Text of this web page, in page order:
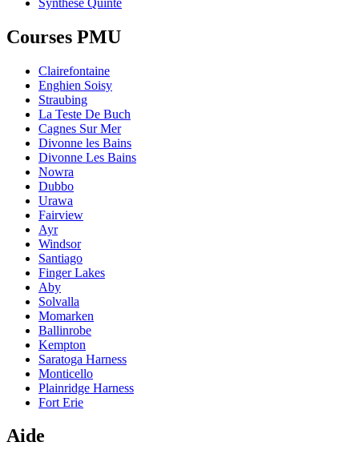
Courses PMU
Clairefontaine
Enghien Soisy
Straubing
La Teste De Buch
Cagnes Sur Mer
Divonne les Bains
Divonne Les Bains
Nowra
Dubbo
Urawa
Fairview
Ayr
Windsor
Santiago
Finger Lakes
Aby
Solvalla
Momarken
Ballinrobe
Kempton
Saratoga Harness
Monticello
Plainridge Harness
Fort Erie
Aide